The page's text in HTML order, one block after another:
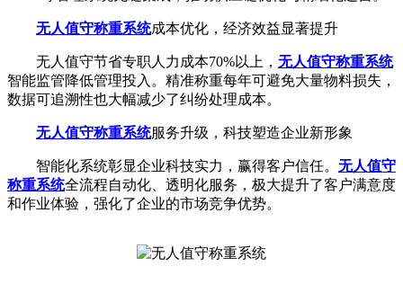
无人值守称重系统成本优化，经济效益显著提升
无人值守节省专职人力成本70%以上， 无人值守称重系统
智能监管降低管理投入。精准称重每年可避免大量物料损失，
数据可追溯性也大幅减少了纠纷处理成本。
无人值守称重系统服务升级，科技塑造企业新形象
智能化系统彰显企业科技实力，赢得客户信任。 无人值守
称重系统全流程自动化、透明化服务，极大提升了客户满意度
和作业体验，强化了企业的市场竞争优势。